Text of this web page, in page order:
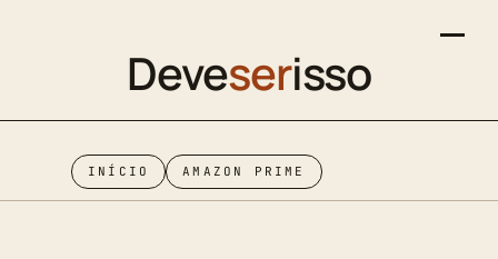
Deveserisso
INÍCIO AMAZON PRIME